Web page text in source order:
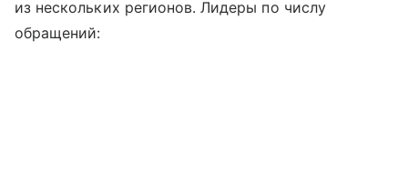
из нескольких регионов. Лидеры по числу
обращений: